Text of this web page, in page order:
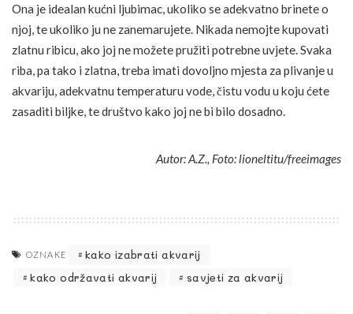
Ona je idealan kućni ljubimac, ukoliko se adekvatno brinete o
njoj, te ukoliko ju ne zanemarujete. Nikada nemojte kupovati
zlatnu ribicu, ako joj ne možete pružiti potrebne uvjete. Svaka
riba, pa tako i zlatna, treba imati dovoljno mjesta za plivanje u
akvariju, adekvatnu temperaturu vode, čistu vodu u koju ćete
zasaditi biljke, te društvo kako joj ne bi bilo dosadno.
Autor: A.Z., Foto: lioneltitu/freeimages
OZNAKE
kako izabrati akvarij
kako održavati akvarij
savjeti za akvarij